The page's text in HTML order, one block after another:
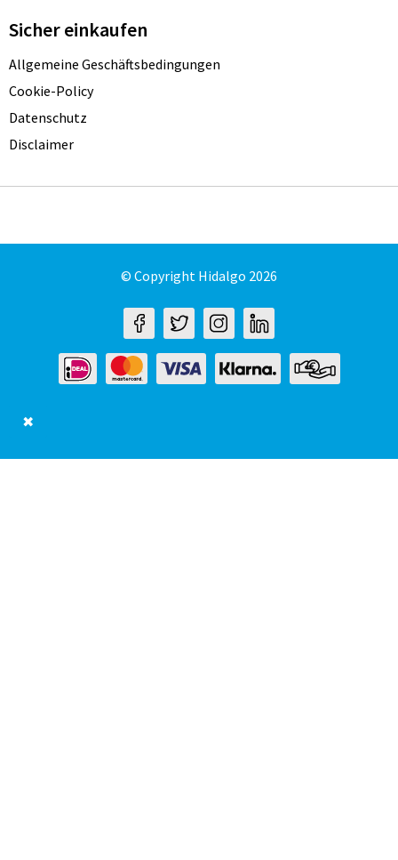
Sicher einkaufen
Allgemeine Geschäftsbedingungen
Cookie-Policy
Datenschutz
Disclaimer
© Copyright Hidalgo 2026
✖